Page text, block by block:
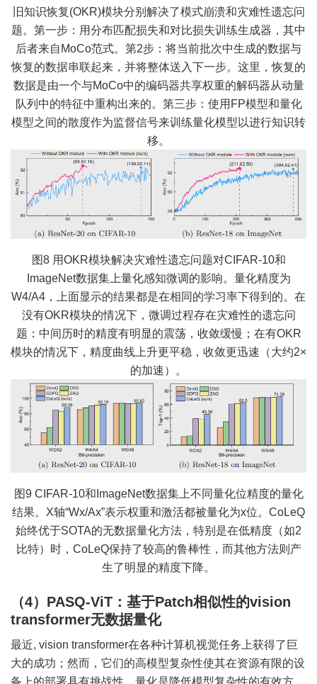
旧知识恢复(OKR)模块分别解决了模式崩溃和灾难性遗忘问
题。第一步：用分布匹配损失和对比损失训练生成器，其中
后者来自MoCo范式。第2步：将当前批次中生成的数据与
恢复的数据串联起来，并将整体送入下一步。这里，恢复的
数据是由一个与MoCo中的编码器共享权重的解码器从动量
队列中的特征中重构出来的。第三步：使用FP模型和量化
模型之间的散度作为监督信号来训练量化模型以进行知识转
移。
图8 用OKR模块解决灾难性遗忘问题对CIFAR-10和
ImageNet数据集上量化感知微调的影响。量化精度为
W4/A4，上面显示的结果都是在相同的学习率下得到的。在
没有OKR模块的情况下，微调过程存在灾难性的遗忘问
题：中间历时的精度有明显的震荡，收敛缓慢；在有OKR
模块的情况下，精度曲线上升更平稳，收敛更迅速（大约2×
的加速）。
图9 CIFAR-10和ImageNet数据集上不同量化位精度的量化
结果。X轴“Wx/Ax”表示权重和激活都被量化为x位。CoLeQ
始终优于SOTA的无数据量化方法，特别是在低精度（如2
比特）时，CoLeQ保持了较高的鲁棒性，而其他方法则产
生了明显的精度下降。
（4）PASQ-ViT：基于Patch相似性的vision
transformer无数据量化
最近, vision transformer在各种计算机视觉任务上获得了巨
大的成功；然而，它们的高模型复杂性使其在资源有限的设
备上的部署具有挑战性。量化是降低模型复杂性的有效方